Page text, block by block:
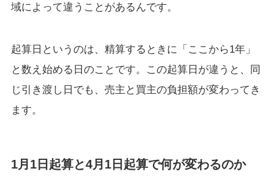
域によって違うことがあるんです。
起算日というのは、精算するときに「ここから1年」
と数え始める日のことです。この起算日が違うと、同
じ引き渡し日でも、売主と買主の負担額が変わってき
ます。
1月1日起算と4月1日起算で何が変わるのか